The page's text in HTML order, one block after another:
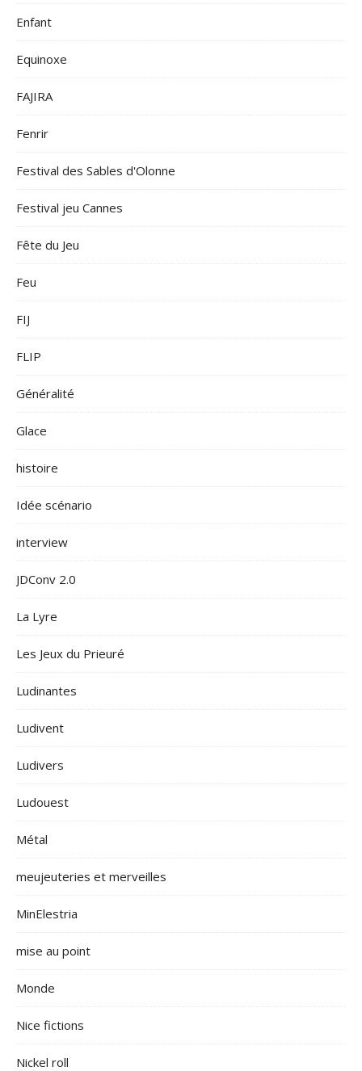
Enfant
Equinoxe
FAJIRA
Fenrir
Festival des Sables d'Olonne
Festival jeu Cannes
Fête du Jeu
Feu
FIJ
FLIP
Généralité
Glace
histoire
Idée scénario
interview
JDConv 2.0
La Lyre
Les Jeux du Prieuré
Ludinantes
Ludivent
Ludivers
Ludouest
Métal
meujeuteries et merveilles
MinElestria
mise au point
Monde
Nice fictions
Nickel roll